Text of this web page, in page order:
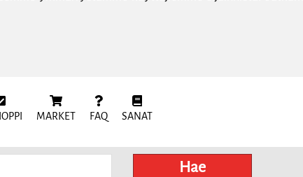
MARKET FAQ SANAT
Hae